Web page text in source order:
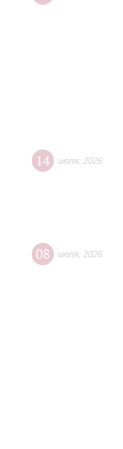
14 июля 2026
08 июля 2026